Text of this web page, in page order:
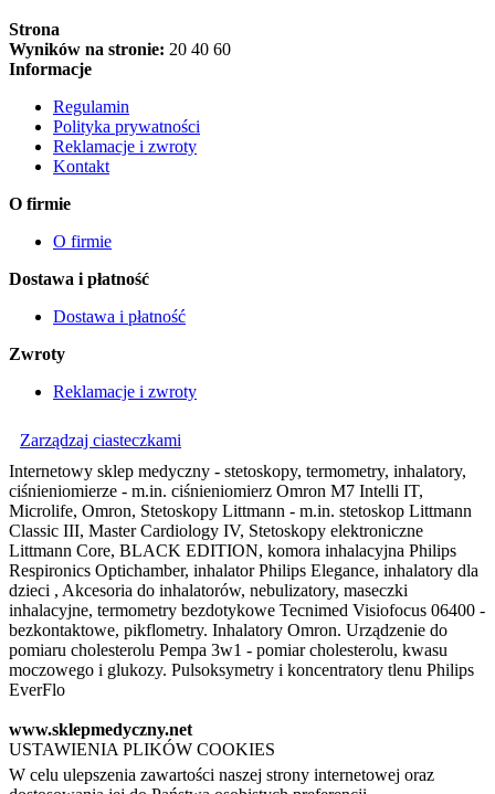
Strona
Wyników na stronie: 20 40 60
Informacje
Regulamin
Polityka prywatności
Reklamacje i zwroty
Kontakt
O firmie
O firmie
Dostawa i płatność
Dostawa i płatność
Zwroty
Reklamacje i zwroty
Zarządzaj ciasteczkami
Internetowy sklep medyczny - stetoskopy, termometry, inhalatory,
ciśnieniomierze - m.in. ciśnieniomierz Omron M7 Intelli IT,
Microlife, Omron, Stetoskopy Littmann - m.in. stetoskop Littmann
Classic III, Master Cardiology IV, Stetoskopy elektroniczne
Littmann Core, BLACK EDITION, komora inhalacyjna Philips
Respironics Optichamber, inhalator Philips Elegance, inhalatory dla
dzieci , Akcesoria do inhalatorów, nebulizatory, maseczki
inhalacyjne, termometry bezdotykowe Tecnimed Visiofocus 06400 -
bezkontaktowe, pikflometry. Inhalatory Omron. Urządzenie do
pomiaru cholesterolu Pempa 3w1 - pomiar cholesterolu, kwasu
moczowego i glukozy. Pulsoksymetry i koncentratory tlenu Philips
EverFlo
www.sklepmedyczny.net
USTAWIENIA PLIKÓW COOKIES
W celu ulepszenia zawartości naszej strony internetowej oraz